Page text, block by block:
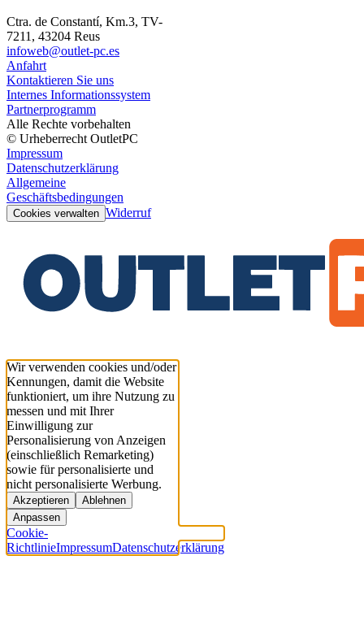
Ctra. de Constantí, Km.3, TV-
7211, 43204 Reus
infoweb@outlet-pc.es
Anfahrt
Kontaktieren Sie uns
Internes Informationssystem
Partnerprogramm
Alle Rechte vorbehalten
© Urheberrecht OutletPC
Impressum
Datenschutzerklärung
Allgemeine
Geschäftsbedingungen
Cookies verwalten Widerruf
Wir verwenden cookies und/oder
Kennungen, damit die Website
funktioniert, um ihre Nutzung zu
messen und mit Ihrer
Einwilligung zur
Personalisierung von Anzeigen
(einschließlich Remarketing)
sowie für personalisierte und
nicht personalisierte Werbung.
Akzeptieren
Ablehnen
Anpassen
Cookie-
RichtlinieImpressumDatenschutzerklärung